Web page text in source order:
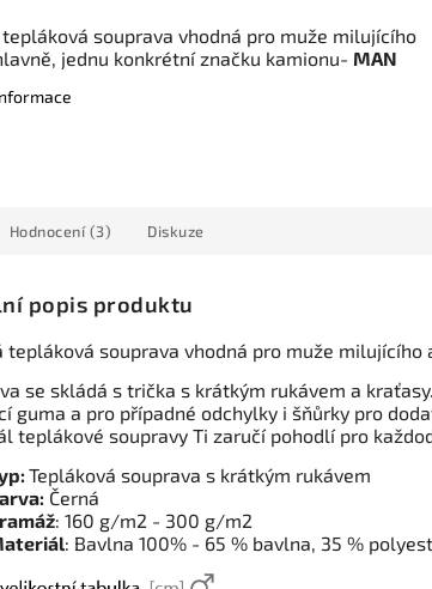
souprava vhodná pro muže milujícího
jednu konkrétní značku kamionu- MAN
Hodnocení (3) Diskuze
popis produktu
tepláková souprava vhodná pro muže
se skládá s trička s krátkým rukávem a
guma a pro případné odchylky i šňůrky pro
teplákové soupravy Ti zaručí pohodlí pro
Tepláková souprava s krátkým rukávem
Černá
: 160 g/m2 - 300 g/m2
: Bavlna 100% - 65 % bavlna, 35 %